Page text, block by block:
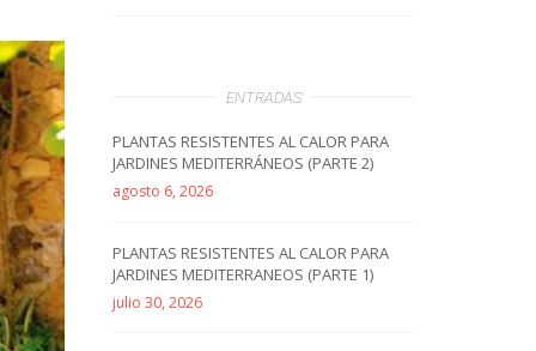
ENTRADAS
PLANTAS RESISTENTES AL CALOR PARA
JARDINES MEDITERRÁNEOS (PARTE 2)
agosto 6, 2026
PLANTAS RESISTENTES AL CALOR PARA
JARDINES MEDITERRANEOS (PARTE 1)
julio 30, 2026